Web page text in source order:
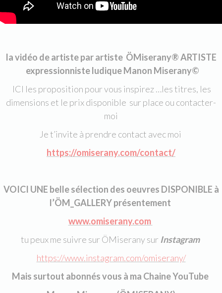
la vidéo de artiste par artiste ÖMiserany® ARTISTE
expressionniste ludique Manon Miserany©
ICI les proposition pour vous inspirez …les titres, les
dimensions et le prix disponible sur place ou contacter-
moi
Je t’invite à prendre contact avec moi
https://omiserany.com/contact/
VOICI UNE belle sélection des oeuvres DISPONIBLE à
l’ÖM_GALLERY présentement
www.omiserany.com
tu peux me suivre sur ÖMiserany sur Instagram
https://www.instagram.com/omiserany/
Mais surtout abonnés vous à ma Chaine YouTube